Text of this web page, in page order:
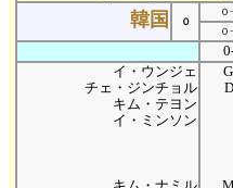
韓国 ０
０
０
イ・ウンジェ
チェ・ジンチョル
キム・テヨン
イ・ミンソン
キム・ナミル